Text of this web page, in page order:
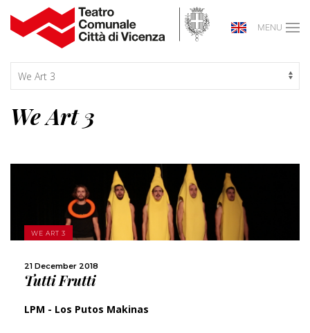
MENU
We Art 3
WE ART 3
21 December 2018
Tutti Frutti
LPM - Los Putos Makinas
MORE